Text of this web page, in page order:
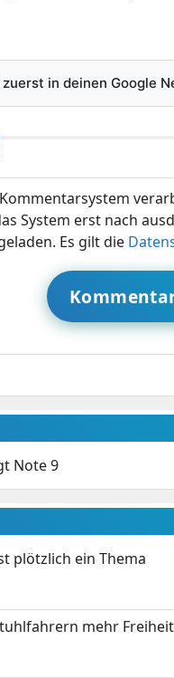
in deinen Google
Kommentarsystem
System erst nach
Es gilt die
Note 9
plötzlich ein Thema
mehr